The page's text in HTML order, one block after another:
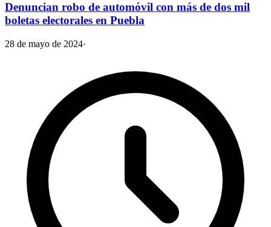
Denuncian robo de automóvil con más de dos mil
boletas electorales en Puebla
28 de mayo de 2024·